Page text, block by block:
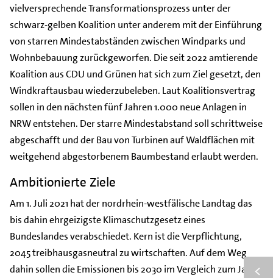
vielversprechende Transformationsprozess unter der
schwarz-gelben Koalition unter anderem mit der Einführung
von starren Mindestabständen zwischen Windparks und
Wohnbebauung zurückgeworfen. Die seit 2022 amtierende
Koalition aus CDU und Grünen hat sich zum Ziel gesetzt, den
Windkraftausbau wiederzubeleben. Laut Koalitionsvertrag
sollen in den nächsten fünf Jahren 1.000 neue Anlagen in
NRW entstehen. Der starre Mindestabstand soll schrittweise
abgeschafft und der Bau von Turbinen auf Waldflächen mit
weitgehend abgestorbenem Baumbestand erlaubt werden.
Ambitionierte Ziele
Am 1. Juli 2021 hat der nordrhein-westfälische Landtag das
bis dahin ehrgeizigste Klimaschutzgesetz eines
Bundeslandes verabschiedet. Kern ist die Verpflichtung,
2045 treibhausgasneutral zu wirtschaften. Auf dem Weg
dahin sollen die Emissionen bis 2030 im Vergleich zum Jahr